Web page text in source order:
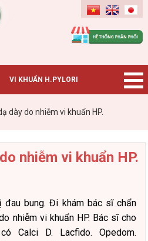
VI KHUẨN H.PYLORI
KIỆN HƯỚNG DẪN MUA HÀNG
dày do nhiễm vi khuẩn HP.
nhiễm vi khuẩn HP.
đau bung. Đi khám bác sĩ chẩn
nhiễm vi khuẩn HP. Bác sĩ cho
Calci D. Lacfido. Opedom.